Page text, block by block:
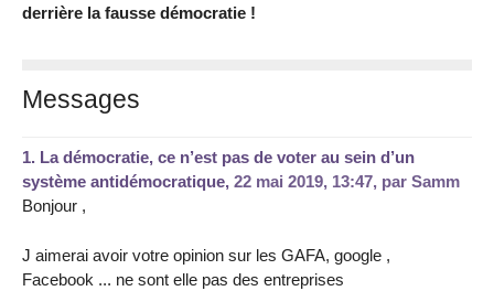
derrière la fausse démocratie !
Messages
1. La démocratie, ce n’est pas de voter au sein d’un
système antidémocratique, 22 mai 2019, 13:47, par Samm
Bonjour ,
J aimerai avoir votre opinion sur les GAFA, google ,
Facebook ... ne sont elle pas des entreprises